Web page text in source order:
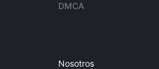
DMCA
Nosotros